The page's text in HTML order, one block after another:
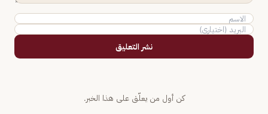
نشر التعليق
كن أول من يعلّق على هذا الخبر.